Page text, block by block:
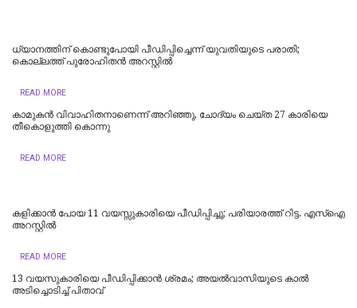
ധ്യാനത്തിന് കൊണ്ടുപോയി പീഡിപ്പിച്ചെന്ന് യുവതിയുടെ പരാതി;
കൊല്ലത്ത് പുരോഹിതന്‍ അറസ്റ്റില്‍
READ MORE
കാമുകൻ വിവാഹിതനാണെന്ന് അറിഞ്ഞു, ചോദ്യം ചെയ്ത 27 കാരിയെ
തീകൊളുത്തി കൊന്നു
READ MORE
കളിക്കാൻ പോയ 11 വയസ്സുകാരിയെ പീഡിപ്പിച്ചു; പരിയാരത്ത് റിട്ട. എസ്ഐ
അറസ്റ്റിൽ
READ MORE
13 വയസുകാരിയെ പീഡിപ്പിക്കാൻ ശ്രമം; അയല്‍വാസിയുടെ കാല്‍
അടിച്ചൊടിച്ച് പിതാവ്